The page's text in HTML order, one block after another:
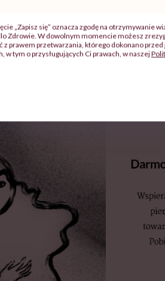
normalne, ale utrudnia wykrycie
że dzięki niej jesteśmy w
których wcześnie nie
„Zapisz się” oznacza zgodę na otrzymywanie
Zdrowie. W dowolnym momencie możesz
z prawem przetwarzania, którego dokonano
tym o przysługujących Ci prawach, w naszej